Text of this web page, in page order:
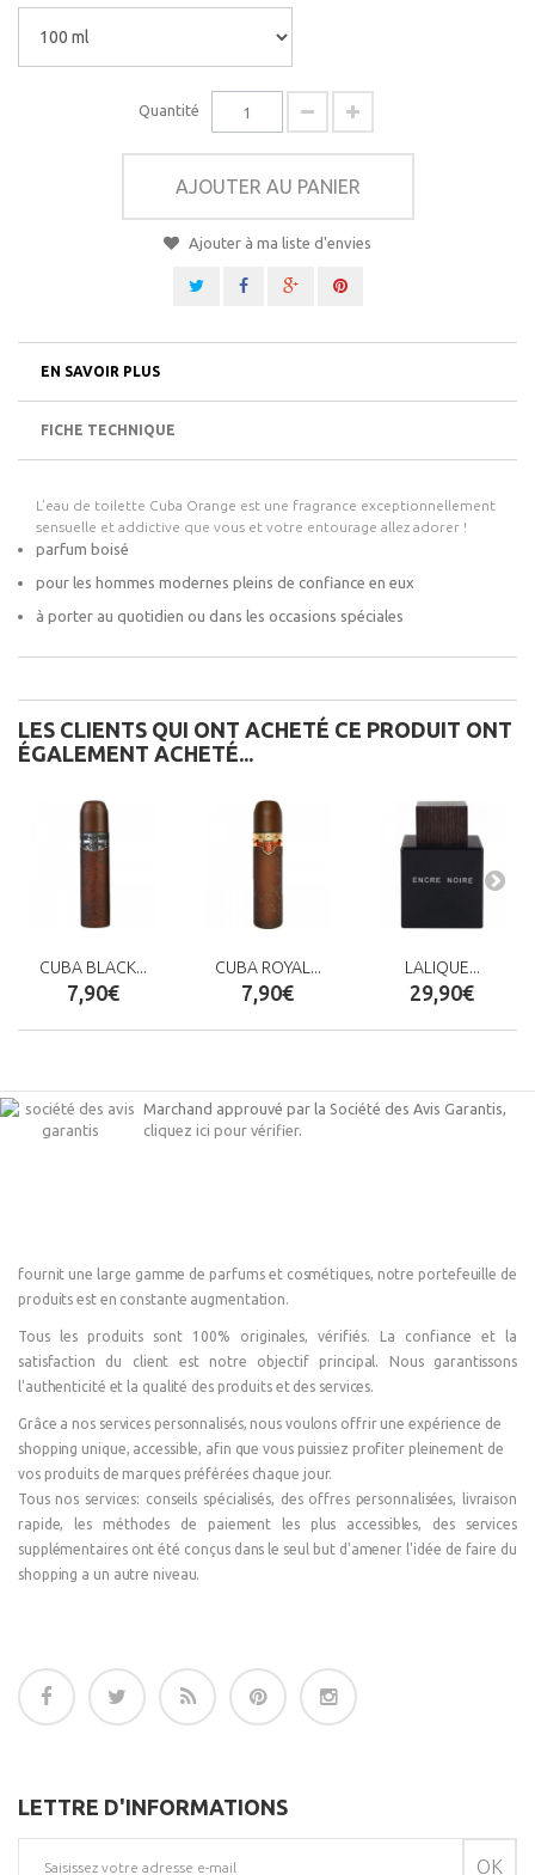
Quantité
AJOUTER AU PANIER
Ajouter à ma liste d'envies
EN SAVOIR PLUS
FICHE TECHNIQUE
L’eau de toilette Cuba Orange est une fragrance exceptionnellement
sensuelle et addictive que vous et votre entourage allez adorer !
parfum boisé
pour les hommes modernes pleins de confiance en eux
à porter au quotidien ou dans les occasions spéciales
LES CLIENTS QUI ONT ACHETÉ CE PRODUIT ONT
ÉGALEMENT ACHETÉ...
CUBA BLACK...
7,90€
CUBA ROYAL...
7,90€
LALIQUE...
29,90€
Marchand approuvé par la Société des Avis Garantis,
cliquez ici pour vérifier.
fournit une large gamme de parfums et cosmétiques, notre portefeuille de
produits est en constante augmentation.
Tous les produits sont 100% originales, vérifiés. La confiance et la
satisfaction du client est notre objectif principal. Nous garantissons
l'authenticité et la qualité des produits et des services.
Grâce a nos services personnalisés, nous voulons offrir une expérience de
shopping unique, accessible, afin que vous puissiez profiter pleinement de
vos produits de marques préférées chaque jour.
Tous nos services: conseils spécialisés, des offres personnalisées, livraison
rapide, les méthodes de paiement les plus accessibles, des services
supplémentaires ont été conçus dans le seul but d'amener l'idée de faire du
shopping a un autre niveau.
LETTRE D'INFORMATIONS
OK